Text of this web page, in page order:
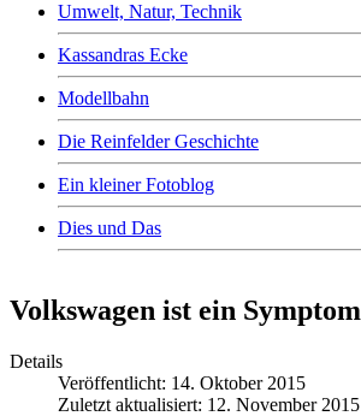
Umwelt, Natur, Technik
Kassandras Ecke
Modellbahn
Die Reinfelder Geschichte
Ein kleiner Fotoblog
Dies und Das
Volkswagen ist ein Symptom
Details
Veröffentlicht: 14. Oktober 2015
Zuletzt aktualisiert: 12. November 2015